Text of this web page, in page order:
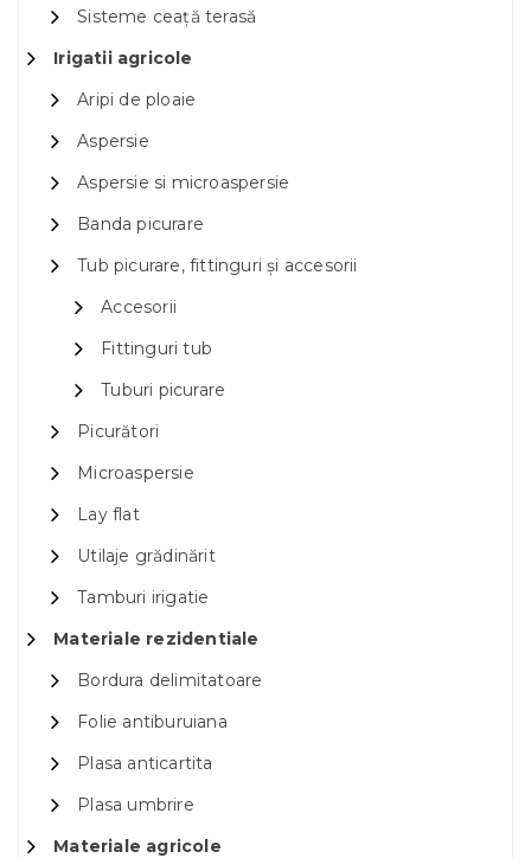
Sisteme ceață terasă
Irigatii agricole
Aripi de ploaie
Aspersie
Aspersie si microaspersie
Banda picurare
Tub picurare, fittinguri și accesorii
Accesorii
Fittinguri tub
Tuburi picurare
Picurători
Microaspersie
Lay flat
Utilaje grădinărit
Tamburi irigatie
Materiale rezidentiale
Bordura delimitatoare
Folie antiburuiana
Plasa anticartita
Plasa umbrire
Materiale agricole